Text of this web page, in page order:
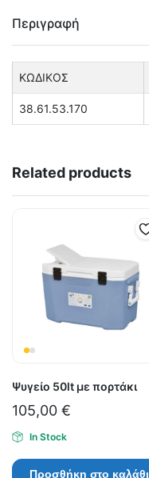
Περιγραφή
ΚΩΔΙΚΟΣ
38.61.53.170
Related products
Ψυγείο 50lt με πορτάκι
105,00 €
In Stock
Προσθήκη στο καλάθι